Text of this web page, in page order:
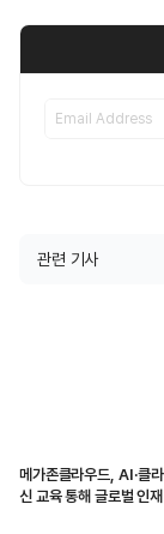
관련 기사
메가존클라우드, AI·클
신 교육 통해 글로벌 인